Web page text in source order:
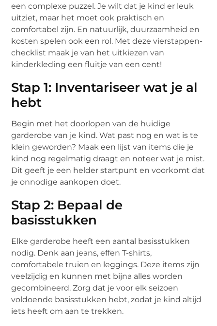
een complexe puzzel. Je wilt dat je kind er leuk
uitziet, maar het moet ook praktisch en
comfortabel zijn. En natuurlijk, duurzaamheid en
kosten spelen ook een rol. Met deze vierstappen-
checklist maak je van het uitkiezen van
kinderkleding een fluitje van een cent!
Stap 1: Inventariseer wat je al
hebt
Begin met het doorlopen van de huidige
garderobe van je kind. Wat past nog en wat is te
klein geworden? Maak een lijst van items die je
kind nog regelmatig draagt en noteer wat je mist.
Dit geeft je een helder startpunt en voorkomt dat
je onnodige aankopen doet.
Stap 2: Bepaal de
basisstukken
Elke garderobe heeft een aantal basisstukken
nodig. Denk aan jeans, effen T-shirts,
comfortabele truien en leggings. Deze items zijn
veelzijdig en kunnen met bijna alles worden
gecombineerd. Zorg dat je voor elk seizoen
voldoende basisstukken hebt, zodat je kind altijd
iets heeft om aan te trekken.